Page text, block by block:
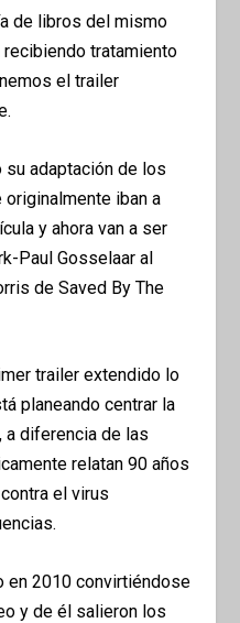
de libros del mismo
tratamiento
el trailer
su adaptación de los
iban a
y ahora van a ser
Paul Gosselaar al
de Saved By The
trailer extendido lo
planeando centrar la
diferencia de las
relatan 90 años
el virus
en 2010 convirtiéndose
y de él salieron los